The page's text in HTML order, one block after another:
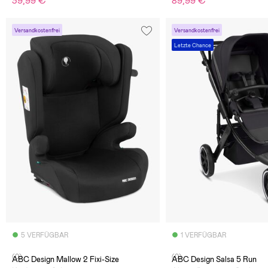
Versandkostenfrei
5 VERFÜGBAR
(0)
ABC Design Mallow 2 Fixi-Size
Versandkostenfrei
Letzte Chance
1 VERFÜGBAR
(0)
ABC Design Salsa 5 Run